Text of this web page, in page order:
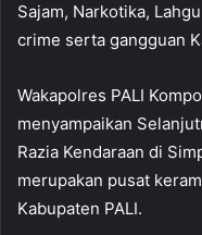
Sajam, Narkotika,
crime serta gangguan
Wakapolres PALI
menyampaikan
Razia Kendaraan di
merupakan pusat
Kabupaten PALI.